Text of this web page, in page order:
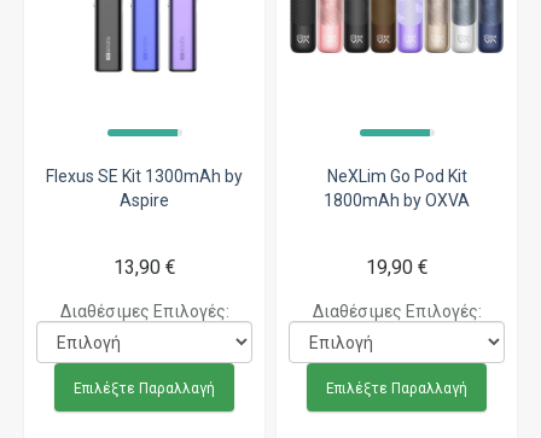
Flexus SE Kit 1300mAh by
Aspire
13,90 €
Διαθέσιμες Επιλογές:
Επιλέξτε Παραλλαγή
NeXLim Go Pod Kit
1800mAh by OXVA
19,90 €
Διαθέσιμες Επιλογές:
Επιλέξτε Παραλλαγή